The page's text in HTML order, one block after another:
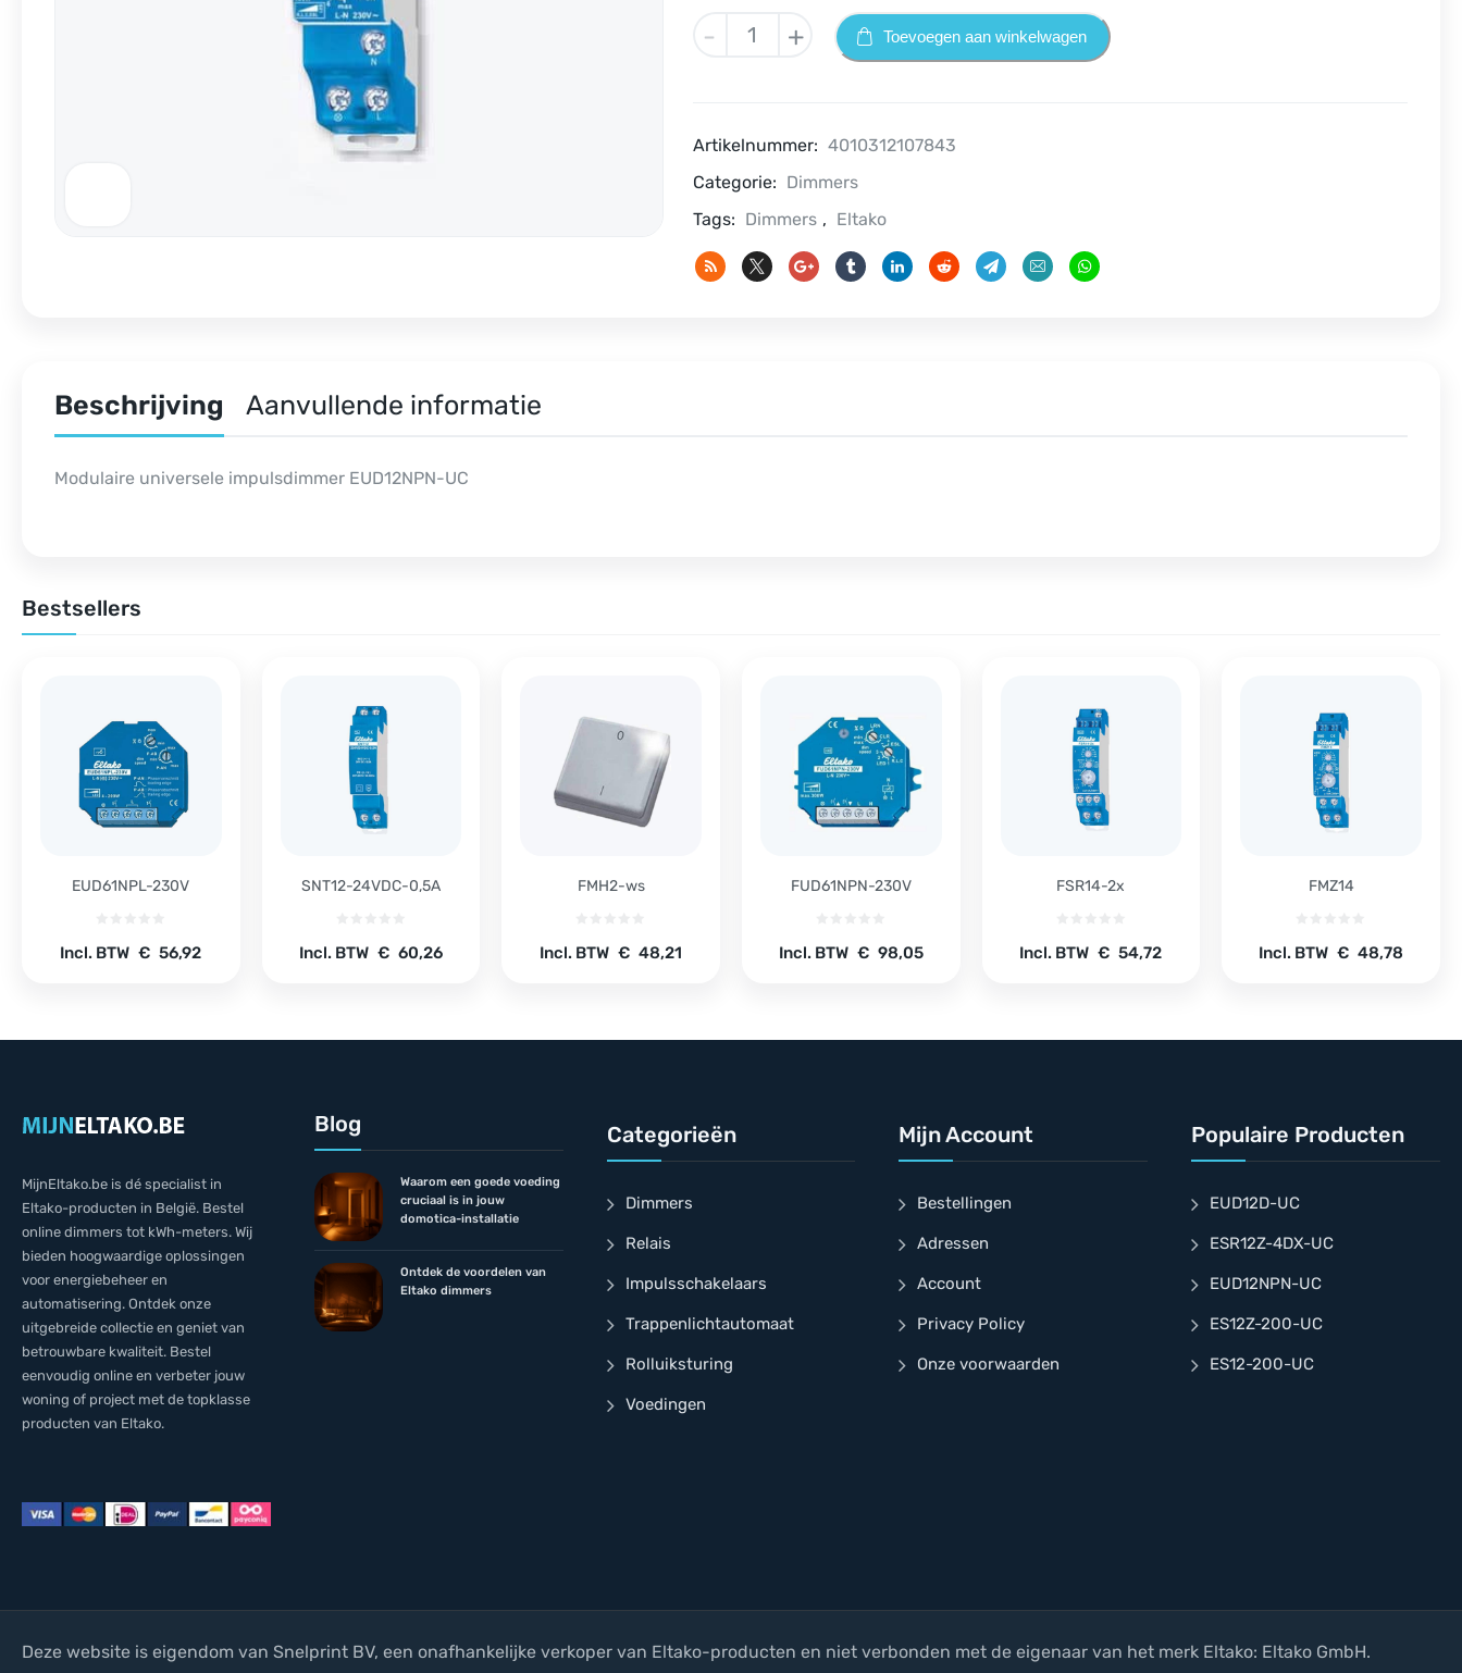
-
EUD12NPN-
+ Toevoegen aan winkelwagen
Artikelnummer: 4010312107843
Categorie: Dimmers
Tags: Dimmers , Eltako
Beschrijving Aanvullende informatie
Modulaire universele impulsdimmer EUD12NPN-UC
Bestsellers
EUD61NPL-230V
€ 56,92
Incl. BTW
SNT12-24VDC-0,5A
€ 60,26
Incl. BTW
FMH2-ws
€ 48,21
Incl. BTW
FUD61NPN-230V
€ 98,05
Incl. BTW
FSR14-2x
€ 54,72
Incl. BTW
FMZ14
€ 48,78
Incl. BTW
MijnEltako.be is dé specialist in
Eltako-producten in België. Bestel
online dimmers tot kWh-meters. Wij
bieden hoogwaardige oplossingen
voor energiebeheer en
automatisering. Ontdek onze
uitgebreide collectie en geniet van
betrouwbare kwaliteit. Bestel
eenvoudig online en verbeter jouw
woning of project met de topklasse
producten van Eltako.
Blog
Waarom een goede voeding
cruciaal is in jouw
domotica-installatie
Ontdek de voordelen van
Eltako dimmers
Categorieën
Dimmers
Relais
Impulsschakelaars
Trappenlichtautomaat
Rolluiksturing
Voedingen
Mijn Account
Bestellingen
Adressen
Account
Privacy Policy
Onze voorwaarden
Populaire Producten
EUD12D-UC
ESR12Z-4DX-UC
EUD12NPN-UC
ES12Z-200-UC
ES12-200-UC
Deze website is eigendom van Snelprint BV, een onafhankelijke verkoper van Eltako-producten en niet verbonden met de eigenaar van het merk Eltako: Eltako GmbH.